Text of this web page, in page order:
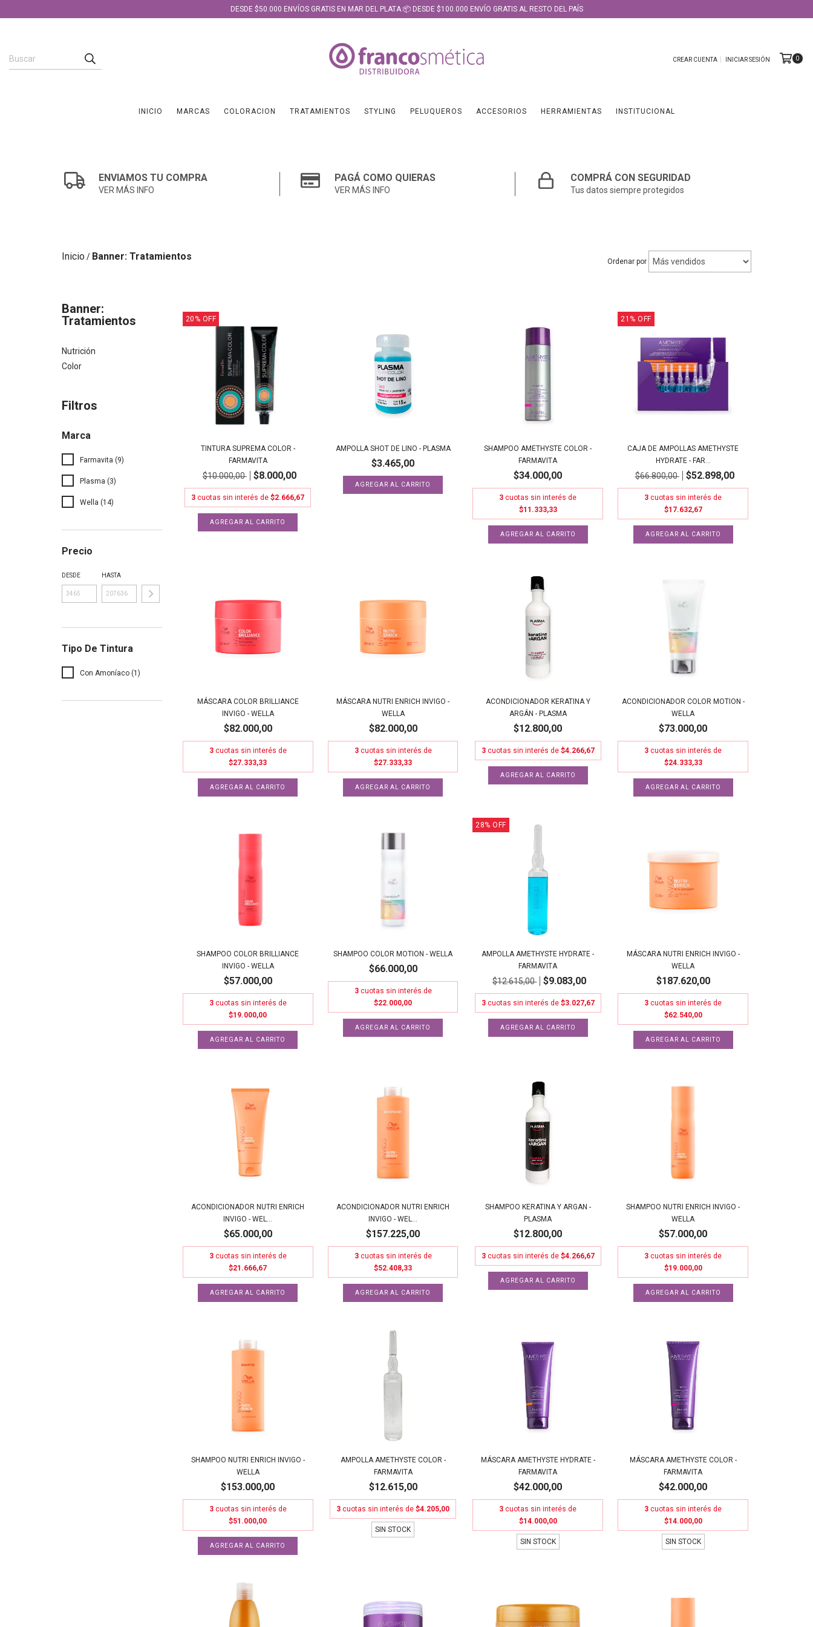
DESDE $50.000 ENVÍOS GRATIS EN MAR DEL PLATA 📦 DESDE $100.000 ENVÍO GRATIS AL RESTO DEL PAÍS
CREAR CUENTA INICIAR SESIÓN 0
INICIO MARCAS COLORACION TRATAMIENTOS STYLING PELUQUEROS ACCESORIOS HERRAMIENTAS INSTITUCIONAL
ENVIAMOS TU COMPRA
VER MÁS INFO
PAGÁ COMO QUIERAS
VER MÁS INFO
COMPRÁ CON SEGURIDAD
Tus datos siempre protegidos
Inicio/ Banner: Tratamientos Ordenar por
Banner:
Tratamientos
Nutrición
Color
Filtros
Marca
Farmavita (9)
Plasma (3)
Wella (14)
Precio
DESDE HASTA
Tipo De Tintura
Con Amoníaco (1)
20 % OFF
TINTURA SUPREMA COLOR -
FARMAVITA
$10.000,00 $8.000,00
3 cuotas sin interés de$2.666,67
AGREGAR AL CARRITO
AMPOLLA SHOT DE LINO - PLASMA
$3.465,00
SHAMPOO AMETHYSTE COLOR -
FARMAVITA
$34.000,00
3 cuotas sin interés de
$11.333,33
21 %OFF
CAJA DE AMPOLLAS AMETHYSTE
HYDRATE - FAR...
$66.800,00 $52.898,00
3 cuotas sin interés de
$17.632,67
MÁSCARA COLOR BRILLIANCE
INVIGO - WELLA
$82.000,00
3 cuotas sin interés de
$27.333,33
MÁSCARA NUTRI ENRICH INVIGO -
WELLA
$82.000,00
3 cuotas sin interés de
$27.333,33
ACONDICIONADOR KERATINA Y
ARGÁN - PLASMA
$12.800,00
3 cuotas sin interés de $4.266,67
ACONDICIONADOR COLOR MOTION -
WELLA
$73.000,00
3 cuotas sin interés de
$24.333,33
SHAMPOO COLOR BRILLIANCE
INVIGO - WELLA
$57.000,00
3 cuotas sin interés de
$19.000,00
SHAMPOO COLOR MOTION - WELLA
$66.000,00
3 cuotas sin interés de
$22.000,00
28%OFF
AMPOLLA AMETHYSTE HYDRATE -
FARMAVITA
$12.615,00 $9.083,00
3 cuotas sin interés de $3.027,67
MÁSCARA NUTRI ENRICH INVIGO -
WELLA
$187.620,00
3 cuotas sin interés de
$62.540,00
ACONDICIONADOR NUTRI ENRICH
INVIGO - WEL...
$65.000,00
3 cuotas sin interés de
$21.666,67
ACONDICIONADOR NUTRI ENRICH
INVIGO - WEL...
$157.225,00
3 cuotas sin interés de
$52.408,33
SHAMPOO KERATINA Y ARGAN -
PLASMA
$12.800,00
3 cuotas sin interés de $4.266,67
SHAMPOO NUTRI ENRICH INVIGO -
WELLA
$57.000,00
3 cuotas sin interés de
$19.000,00
SHAMPOO NUTRI ENRICH INVIGO -
WELLA
$153.000,00
3 cuotas sin interés de
$51.000,00
AMPOLLA AMETHYSTE COLOR -
FARMAVITA
$12.615,00
3 cuotas sin interés de$4.205,00
SIN STOCK
MÁSCARA AMETHYSTE HYDRATE -
FARMAVITA
$42.000,00
3 cuotas sin interés de
$14.000,00
SIN STOCK
MÁSCARA AMETHYSTE COLOR -
FARMAVITA
$42.000,00
3 cuotas sin interés de
$14.000,00
SIN STOCK